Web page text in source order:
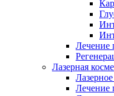
Лечение
Лазерная
Лечение